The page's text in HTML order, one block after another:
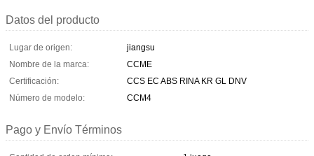
Datos del producto
Lugar de origen:
jiangsu
Nombre de la marca:
CCME
Certificación:
CCS EC ABS RINA KR GL DNV
Número de modelo:
CCM4
Pago y Envío Términos